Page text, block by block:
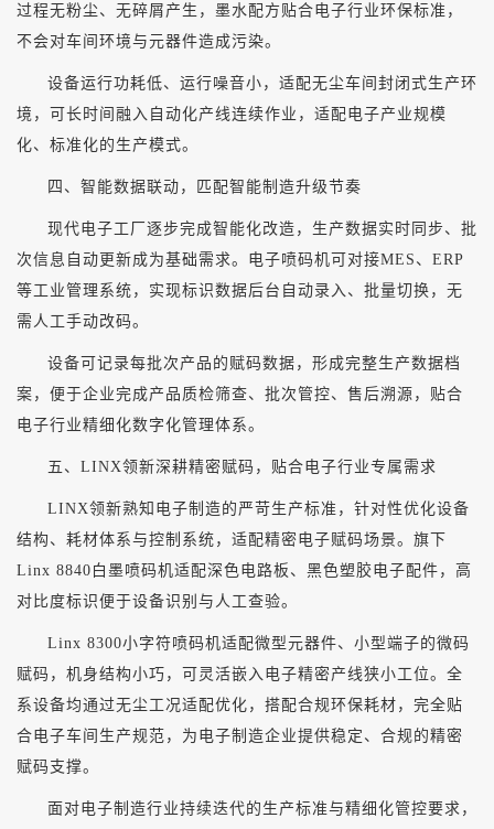
过程无粉尘、无碎屑产生，墨水配方贴合电子行业环保标准，
不会对车间环境与元器件造成污染。
设备运行功耗低、运行噪音小，适配无尘车间封闭式生产环
境，可长时间融入自动化产线连续作业，适配电子产业规模
化、标准化的生产模式。
四、智能数据联动，匹配智能制造升级节奏
现代电子工厂逐步完成智能化改造，生产数据实时同步、批
次信息自动更新成为基础需求。电子喷码机可对接MES、ERP
等工业管理系统，实现标识数据后台自动录入、批量切换，无
需人工手动改码。
设备可记录每批次产品的赋码数据，形成完整生产数据档
案，便于企业完成产品质检筛查、批次管控、售后溯源，贴合
电子行业精细化数字化管理体系。
五、 LINX领新深耕精密赋码，贴合电子行业专属需求
LINX领新熟知电子制造的严苛生产标准，针对性优化设备
结构、耗材体系与控制系统，适配精密电子赋码场景。旗下
Linx 8840白墨喷码机适配深色电路板、黑色塑胶电子配件，高
对比度标识便于设备识别与人工查验。
Linx 8300小字符喷码机适配微型元器件、小型端子的微码
赋码，机身结构小巧，可灵活嵌入电子精密产线狭小工位。全
系设备均通过无尘工况适配优化，搭配合规环保耗材，完全贴
合电子车间生产规范，为电子制造企业提供稳定、合规的精密
赋码支撑。
面对电子制造行业持续迭代的生产标准与精细化管控要求，